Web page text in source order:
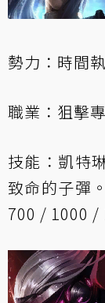
勢力：時間
職業：狙擊
技能：凱特
致命的子彈
700 / 1000 /